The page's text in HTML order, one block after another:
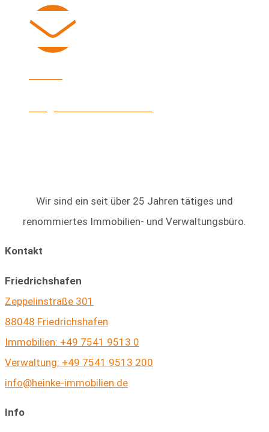
Wir sind ein seit über 25 Jahren tätiges und
renommiertes Immobilien- und Verwaltungsbüro.
Kontakt
Friedrichshafen
Zeppelinstraße 301
88048 Friedrichshafen
Immobilien: +49 7541 9513 0
Verwaltung: +49 7541 9513 200
info@heinke-immobilien.de
Info